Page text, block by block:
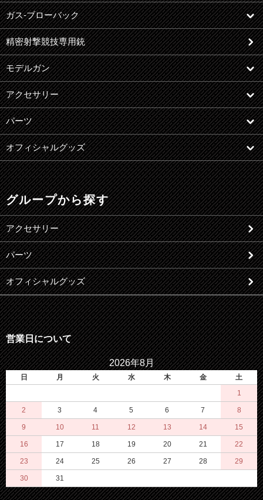
ガス-ブローバック
精密射撃競技専用銃
モデルガン
アクセサリー
パーツ
オフィシャルグッズ
グループから探す
アクセサリー
パーツ
オフィシャルグッズ
営業日について
2026年8月
日 月 火 水 木 金
土
1
2 3 4 5 6 7 8
9 10 11 12 13 14 15
16 17 18 19 20 21 22
23 24 25 26 27 28 29
30 31